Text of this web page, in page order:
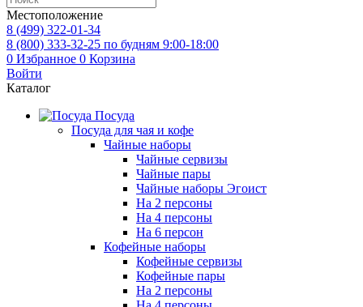
Местоположение
8 (499) 322-01-34
8 (800) 333-32-25 по будням 9:00-18:00
0 Избранное 0 Корзина
Войти
Каталог
Посуда
Посуда для чая и кофе
Чайные наборы
Чайные сервизы
Чайные пары
Чайные наборы Эгоист
На 2 персоны
На 4 персоны
На 6 персон
Кофейные наборы
Кофейные сервизы
Кофейные пары
На 2 персоны